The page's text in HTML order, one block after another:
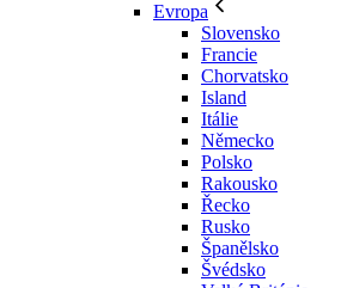
Evropa
Slovensko
Francie
Chorvatsko
Island
Itálie
Německo
Polsko
Rakousko
Řecko
Rusko
Španělsko
Švédsko